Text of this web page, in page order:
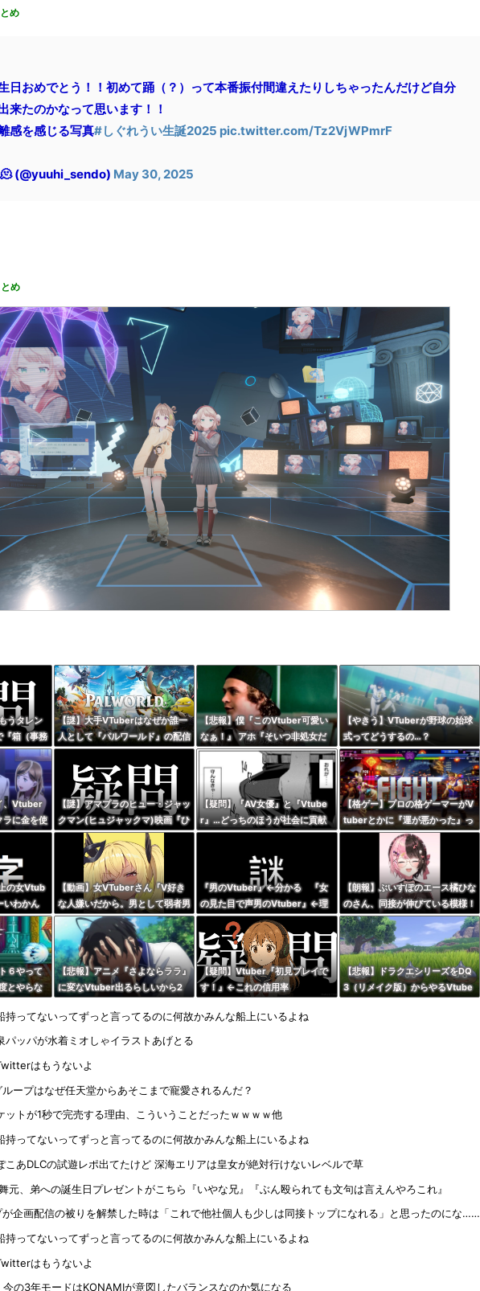
め
日おめでとう！！初めて踊（？）って本番振付間違えたりしちゃったんだけど自分
来たのかなって思います！！
感を感じる写真#しぐれうい生誕2025 pic.twitter.com/Tz2VjWPmrF
(@yuuhi_sendo) May 30, 2025
め
うタレン
『箱（事務
代じゃなく
【謎】大手VTuberはなぜか誰一
人として『パルワールド』の配信
やってないけど同接50万で世界2
位←これ
【悲報】僕『このVtuber可愛い
なぁ！』 アホ『そいつ非処女だ
ぞ』←これｗｗｗ
【やきう】VTuberが野球の始球
式ってどうするの…？
、Vtuber
ラに金を使
ない…
【謎】アマプラのヒュー・ジャッ
クマン(ヒュジャックマ)映画『ひ
つじ探偵団』、VTuberの同時視
聴が滅茶苦茶多い…いったいなぜ
【疑問】『AV女優』と『Vtube
r』…どっちのほうが社会に貢献
している？
【格ゲー】プロの格ゲーマーがV
tuberとかに『運が悪かった』っ
て被弾した時に言うの嫌い
の女Vtub
いわかん
ー
【動画】女VTuberさん『V好き
な人嫌いだから。男として弱者男
性だから、V好きな人は』
『男のVtuber』←分かる 『女
の見た目で声男のVtuber』←理
解不能
【朗報】ぶいすぽのエース橘ひな
のさん、同接が伸びている模様！
←無敵だなぶいすぽ
６やって
とやらな
【悲報】アニメ『さよならララ』
に変なVtuber出るらしいから2
【疑問】Vtuber『初見プレイで
す！』←これの信用率
【悲報】ドラクエシリーズをDQ
3（リメイク版）からやるVtube
持ってないってずっと言ってるのに何故かみんな船上にいるよね
パッパが水着ミオしゃイラストあげとる
はもうないよ
ループはなぜ任天堂からあそこまで寵愛されるんだ？
ットが1秒で完売する理由、こういうことだったｗｗｗｗ他
持ってないってずっと言ってるのに何故かみんな船上にいるよね
こあDLCの試遊レポ出てたけど 深海エリアは皇女が絶対行けないレベルで草
元、弟への誕生日プレゼントがこちら『いやな兄』『ぶん殴られても文句は言えんやろこれ』
企画配信の被りを解禁した時は「これで他社個人も少しは同接トップになれる」と思ったのにな……
持ってないってずっと言ってるのに何故かみんな船上にいるよね
はもうないよ
今の3年モードはKONAMIが意図したバランスなのか気になる